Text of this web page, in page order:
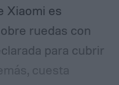
Xiaomi es
ruedas con
para cubrir
cuesta